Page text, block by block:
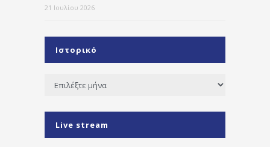
21 Ιουλίου 2026
Ιστορικό
Ιστορικό
Live stream